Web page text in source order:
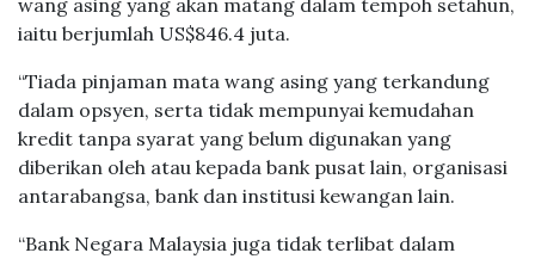
wang asing yang akan matang dalam tempoh setahun,
iaitu berjumlah US$846.4 juta.
“Tiada pinjaman mata wang asing yang terkandung
dalam opsyen, serta tidak mempunyai kemudahan
kredit tanpa syarat yang belum digunakan yang
diberikan oleh atau kepada bank pusat lain, organisasi
antarabangsa, bank dan institusi kewangan lain.
“Bank Negara Malaysia juga tidak terlibat dalam